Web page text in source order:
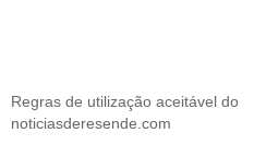
Regras de utilização aceitável do
noticiasderesende.com